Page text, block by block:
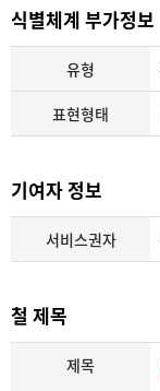
식별체계 부가정보
유형
표현형태
기여자 정보
서비스권자
철 제목
제목